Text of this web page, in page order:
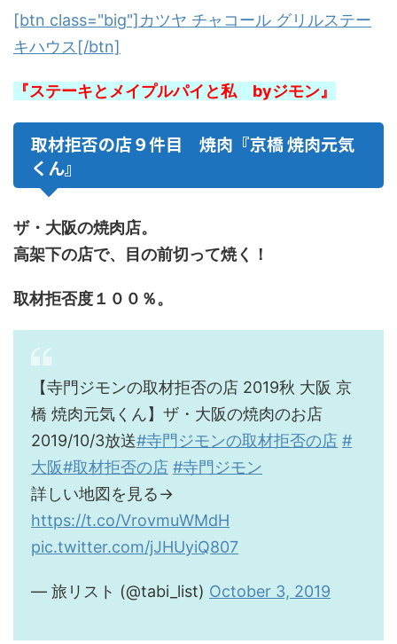
[btn class="big"]カツヤ チャコール グリルステー
キハウス[/btn]
『ステーキとメイプルパイと私 byジモン』
取材拒否の店９件目 焼肉『京橋 焼肉元気
くん』
ザ・大阪の焼肉店。
高架下の店で、目の前切って焼く！
取材拒否度１００％。
【寺門ジモンの取材拒否の店 2019秋 大阪 京
橋 焼肉元気くん】ザ・大阪の焼肉のお店
2019/10/3放送#寺門ジモンの取材拒否の店 #
大阪#取材拒否の店 #寺門ジモン
詳しい地図を見る→
https://t.co/VrovmuWMdH
pic.twitter.com/jJHUyiQ807
— 旅リスト (@tabi_list) October 3, 2019